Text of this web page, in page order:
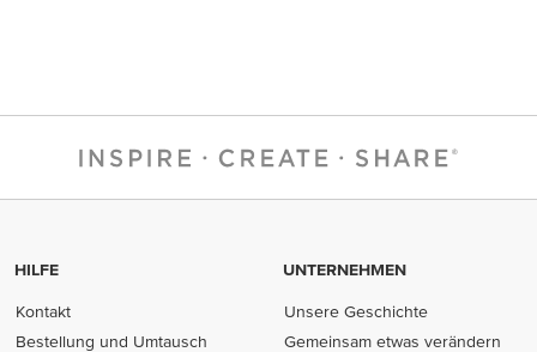
HILFE
Kontakt
Bestellung und Umtausch
UNTERNEHMEN
Unsere Geschichte
Gemeinsam etwas verändern